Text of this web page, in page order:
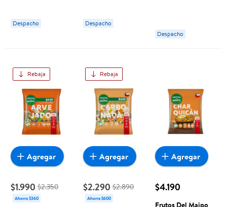
Despacho Despacho
Despacho
Rebaja
$1.990 $2.350
Ahorra $360
Agregar
Rebaja
$2.290 $2.890
Ahorra $600
Agregar
$4.190
Agregar